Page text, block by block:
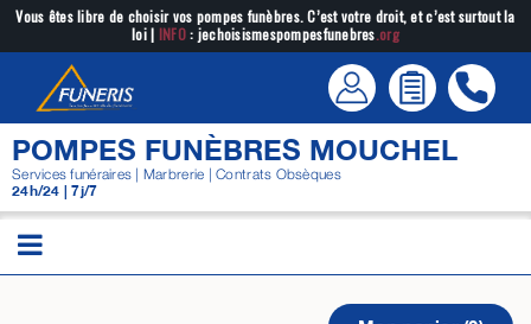
Passer
contenu
Vous êtes libre de choisir vos pompes funèbres. C’est votre droit, et c’est surtout la
loi | INFO: jechoisismespompesfunebres.org
POMPES FUNÈBRES MOUCHEL
Services funéraires | Marbrerie | Contrats Obsèques
24h/24 | 7j/7